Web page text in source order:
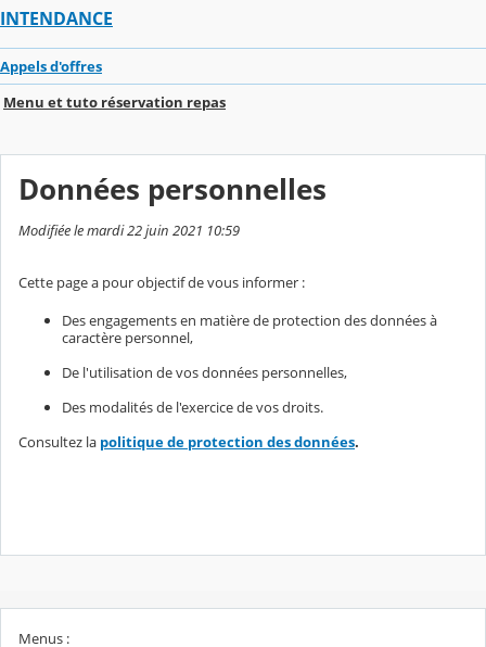
INTENDANCE
Appels d'offres
Menu et tuto réservation repas
Données personnelles
Modifiée le mardi 22 juin 2021 10:59
Cette page a pour objectif de vous informer :
Des engagements en matière de protection des données à
caractère personnel,
De l'utilisation de vos données personnelles,
Des modalités de l'exercice de vos droits.
Consultez la politique de protection des données.
Menus :